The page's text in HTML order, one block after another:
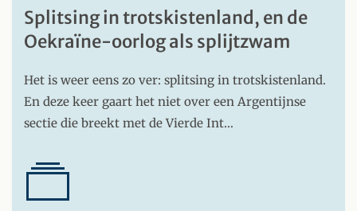
Splitsing in trotskistenland, en de
Oekraïne-oorlog als splijtzwam
Het is weer eens zo ver: splitsing in trotskistenland.
En deze keer gaart het niet over een Argentijnse
sectie die breekt met de Vierde Int…